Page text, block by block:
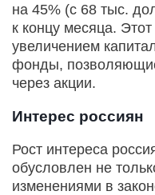
на 45% (с 68 тыс.
к концу месяца.
увеличением
фонды,
через акции.
Интерес россиян
Рост интереса
обусловлен не
изменениями в